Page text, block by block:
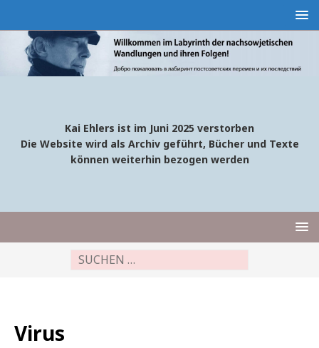
Kai Ehlers ist im Juni 2025 verstorben
Die Website wird als Archiv geführt, Bücher und Texte
können weiterhin bezogen werden
Virus